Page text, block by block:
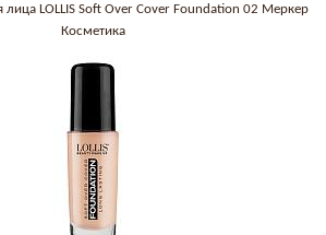
LOLLIS Soft Over Cover Foundation 02 Меркер
Косметика